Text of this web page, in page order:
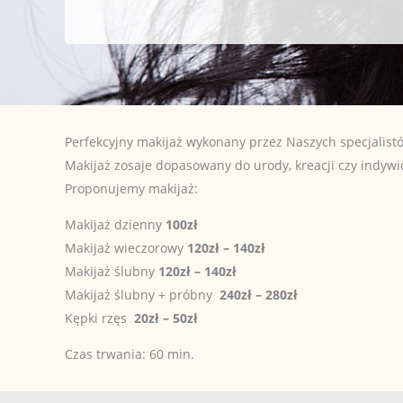
Perfekcyjny makijaż wykonany przez Naszych
Makijaż zosaje dopasowany do urody, kreacji czy
Proponujemy makijaż:
Makijaż dzienny 100zł
Makijaż wieczorowy 120zł – 140zł
Makijaż ślubny 120zł – 140zł
Makijaż ślubny + próbny 240zł – 280zł
Kępki rzęs 20zł – 50zł
Czas trwania: 60 min.